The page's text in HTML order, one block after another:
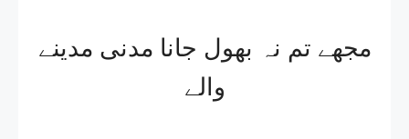
مجھے تم نہ بھول جانا مدنی مدینے
والے